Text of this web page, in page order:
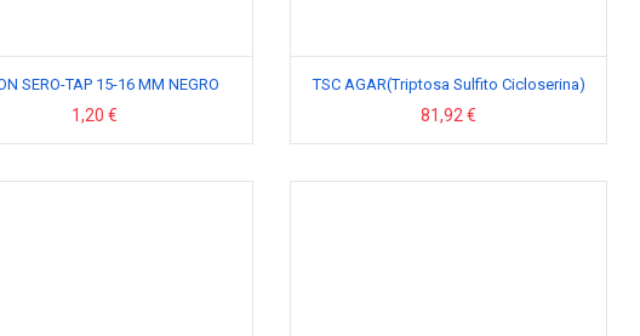
SERO-TAP 15-16 MM NEGRO
1,20 €
TSC AGAR(Triptosa Sulfito Cicloserina)
81,92 €